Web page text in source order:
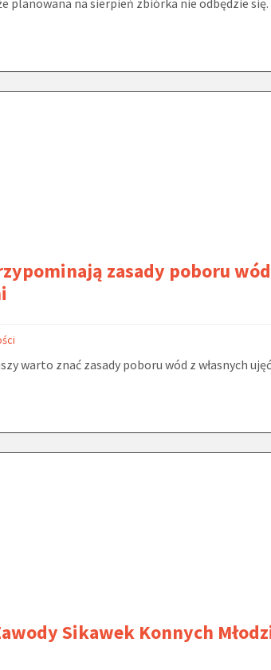
zasady poboru
warto znać zasady poboru wód z własnych
Sikawek Konnych